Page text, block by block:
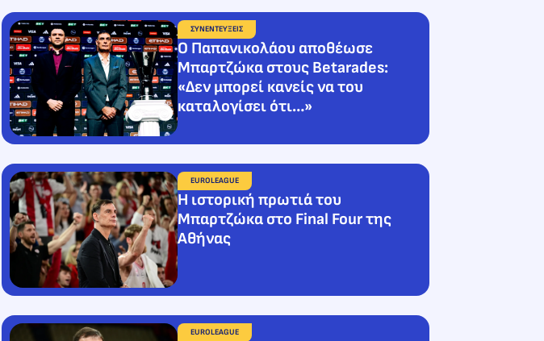
ΣΥΝΕΝΤΕΥΞΕΙΣ
Ο Παπανικολάου αποθέωσε
Μπαρτζώκα στους Betarades:
«Δεν μπορεί κανείς να του
καταλογίσει ότι…»
EUROLEAGUE
Η ιστορική πρωτιά του
Μπαρτζώκα στο Final Four της
Αθήνας
EUROLEAGUE